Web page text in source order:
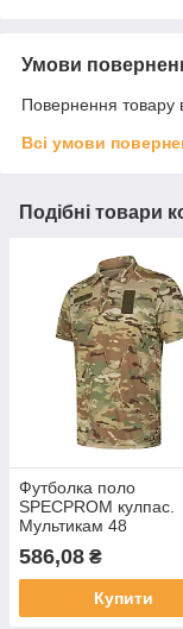
Умови
Повернення товару
Всі умови
Подібні товари
Футболка поло
SPECPROM кулпас.
Мультикам 48
586,08 ₴
Купити